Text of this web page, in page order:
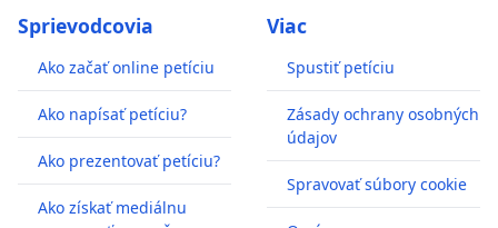
Sprievodcovia
Ako začať online petíciu
Ako napísať petíciu?
Ako prezentovať petíciu?
Ako získať mediálnu
Viac
Spustiť petíciu
Zásady ochrany osobných
údajov
Spravovať súbory cookie